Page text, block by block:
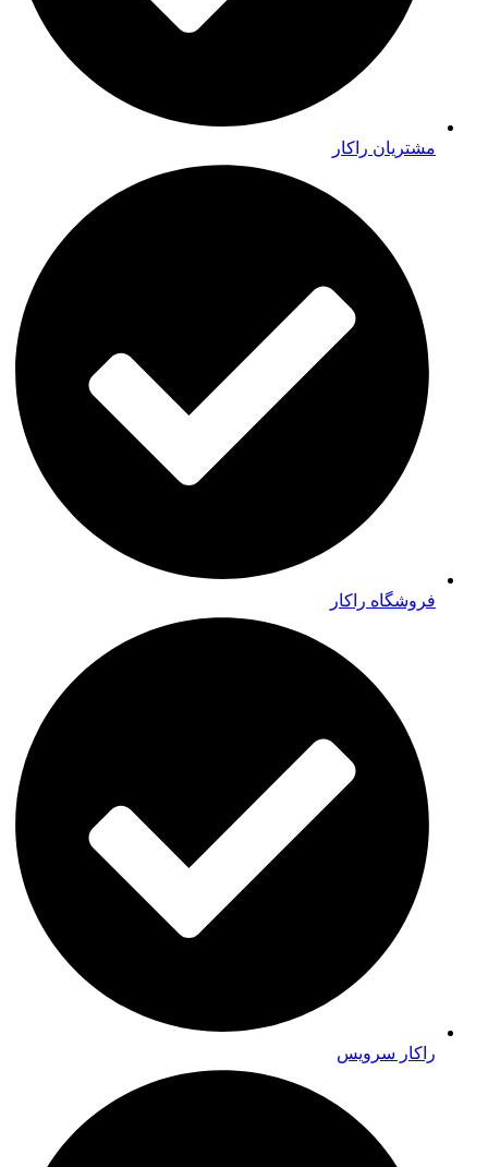
مشتریان راکار
فروشگاه راکار
راکار سرویس